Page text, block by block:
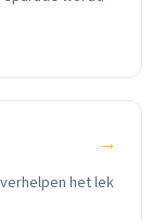
→
het lek